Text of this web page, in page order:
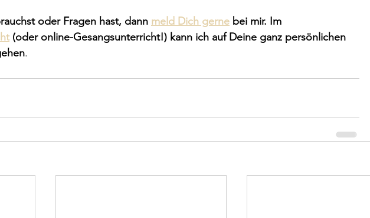
oder Fragen hast, dann meld Dich gerne bei mir. Im
(oder online-Gesangsunterricht!) kann ich auf Deine ganz persönlichen
.